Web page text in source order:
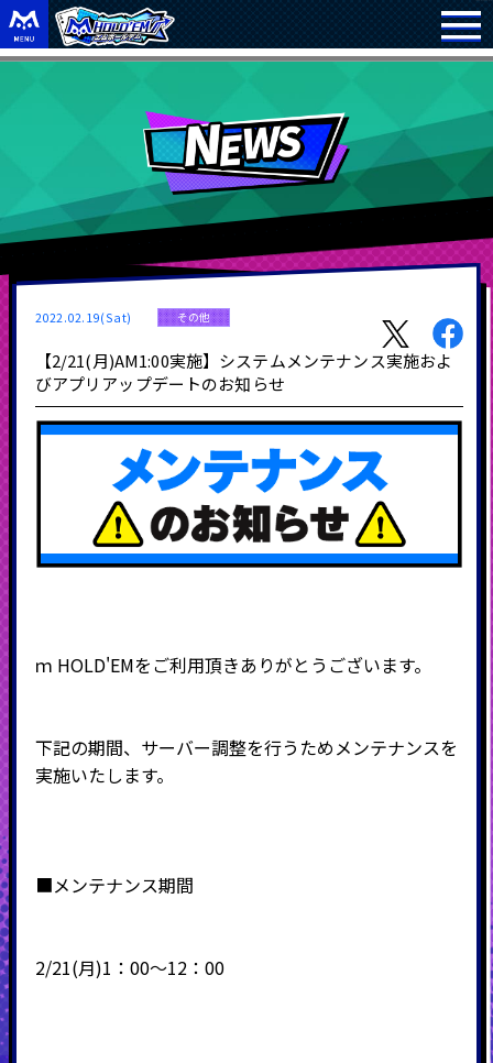
2022.02.19(Sat) その他
【2/21(月)AM1:00実施】システムメンテナンス実施およ
びアプリアップデートのお知らせ
ｍ HOLD'EMをご利用頂きありがとうございます。
下記の期間、サーバー調整を行うためメンテナンスを
実施いたします。
■メンテナンス期間
2/21(月)1：00～12：00